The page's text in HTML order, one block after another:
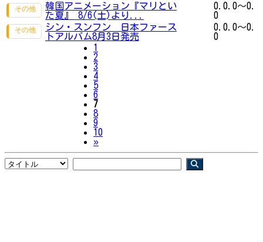
韓国アニメーション『マリとい
た夏』 8/6(土)より...
0.0.0～0.
0
シン・スンフン 日本ファース
トアルバム8月3日発売
0.0.0～0.
0
1
2
3
4
5
6
7
8
9
10
»Next